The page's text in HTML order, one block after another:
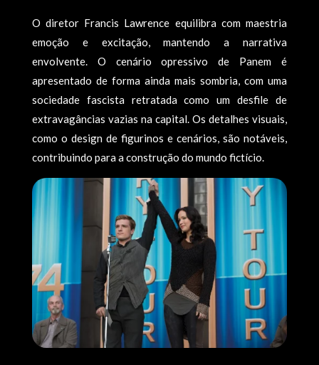
O diretor Francis Lawrence equilibra com maestria
emoção e excitação, mantendo a narrativa
envolvente. O cenário opressivo de Panem é
apresentado de forma ainda mais sombria, com uma
sociedade fascista retratada como um desfile de
extravagâncias vazias na capital. Os detalhes visuais,
como o design de figurinos e cenários, são notáveis,
contribuindo para a construção do mundo fictício.